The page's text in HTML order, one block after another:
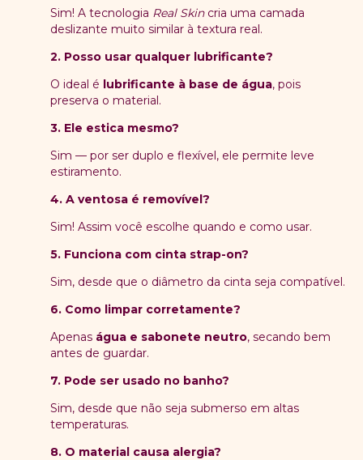
Sim! A tecnologia Real Skincria uma camada
deslizante muito similar à textura real.
2. Posso usar qualquer lubrificante?
O ideal é lubrificante à base de água, pois
preserva o material.
3. Ele estica mesmo?
Sim — por ser duplo e flexível, ele permite leve
estiramento.
4. A ventosa é removível?
Sim! Assim você escolhe quando e como usar.
5. Funciona com cinta strap-on?
Sim, desde que o diâmetro da cinta seja compatível.
6. Como limpar corretamente?
Apenas água e sabonete neutro, secando bem
antes de guardar.
7. Pode ser usado no banho?
Sim, desde que não seja submerso em altas
temperaturas.
8. O material causa alergia?